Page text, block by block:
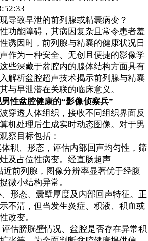
导致早泄的前列腺或精囊病变？
功能障碍，其病因复杂且常令患者羞
诱因时，前列腺与精囊的健康状况日
作为一种安全、无创且便捷的影像学
些深藏于盆腔内的腺体结构方面具有
解析盆腔超声技术揭示前列腺与精囊
与早泄潜在关联的临床意义。
性盆腔健康的“影像侦察兵”
穿透人体组织，接收不同组织界面反
机处理后生成实时动态图像。对于男
察目标包括：
积、形态，评估内部回声均匀性，筛
及占位性病变。经直肠超声
近前列腺，图像分辨率显著优于经腹
微小结构异常。
形态、囊壁厚度及内部回声特征。正
不清，但当发生炎症、积液、积血或
改变。
评估膀胱壁情况、盆腔是否存在异常积